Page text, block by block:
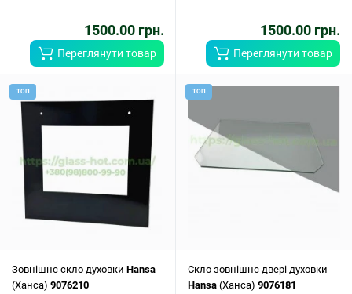
1500.00 грн.
Переглянути товар
1500.00 грн.
Переглянути товар
ТОП
Зовнішнє скло духовки Hansa
(Ханса) 9076210
ТОП
Скло зовнішнє двері духовки
Hansa (Ханса) 9076181